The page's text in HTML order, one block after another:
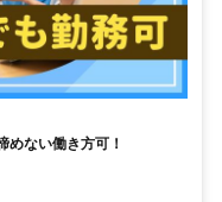
めない働き方可！